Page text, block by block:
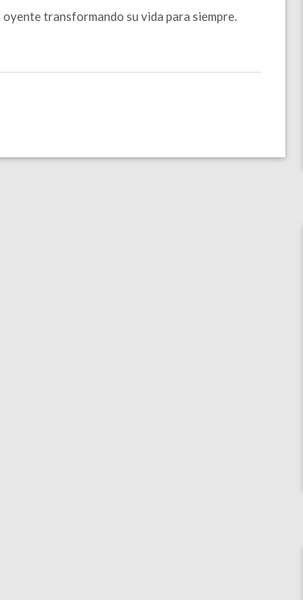
transformando su vida para siempre.